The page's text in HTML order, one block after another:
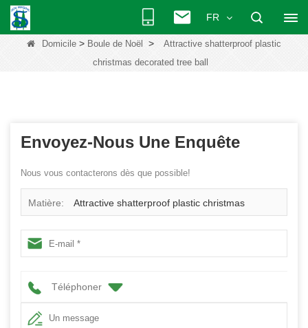
FR
Domicile > Boule de Noël >
Attractive shatterproof plastic
christmas decorated tree ball
Envoyez-Nous Une Enquête
Nous vous contacterons dès que possible!
Matière: Attractive shatterproof plastic christmas
decorated tree ball
Téléphoner